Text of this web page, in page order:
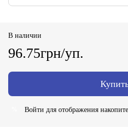
В наличии
96.75грн/уп.
Войти для отображения